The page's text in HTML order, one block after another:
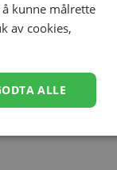
kunne målrette
av cookies,
ALLE